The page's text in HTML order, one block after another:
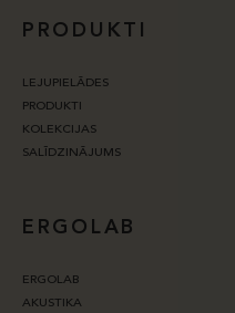
PRODUKTI
LEJUPIELĀDES
PRODUKTI
KOLEKCIJAS
SALĪDZINĀJUMS
ERGOLAB
ERGOLAB
AKUSTIKA